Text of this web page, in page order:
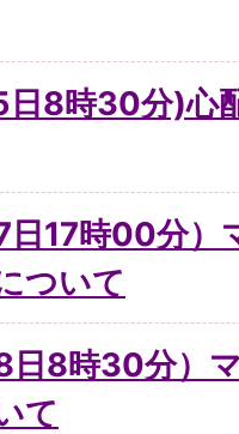
日8時30分)心
7日17時00分
ついて
8日8時30分）
て